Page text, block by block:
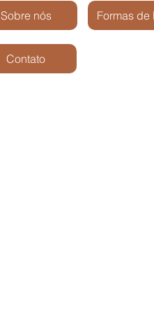
Sobre nós
Contato
Formas de